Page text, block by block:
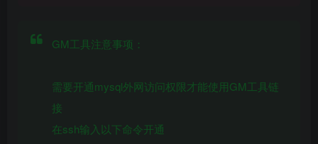
GM工具注意事项：
需要开通mysql外网访问权限才能使用GM工具链
接
在ssh输入以下命令开通